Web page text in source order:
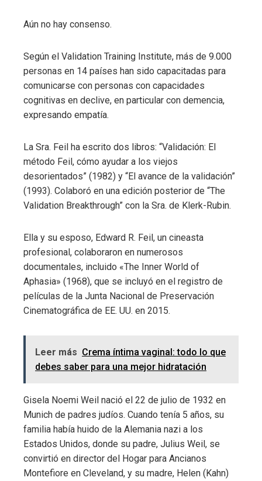
Aún no hay consenso.
Según el Validation Training Institute, más de 9.000
personas en 14 países han sido capacitadas para
comunicarse con personas con capacidades
cognitivas en declive, en particular con demencia,
expresando empatía.
La Sra. Feil ha escrito dos libros: “Validación: El
método Feil, cómo ayudar a los viejos
desorientados” (1982) y “El avance de la validación”
(1993). Colaboró ​​en una edición posterior de “The
Validation Breakthrough” con la Sra. de Klerk-Rubin.
Ella y su esposo, Edward R. Feil, un cineasta
profesional, colaboraron en numerosos
documentales, incluido «The Inner World of
Aphasia» (1968), que se incluyó en el registro de
películas de la Junta Nacional de Preservación
Cinematográfica de EE. UU. en 2015.
Leer más Crema íntima vaginal: todo lo que
debes saber para una mejor hidratación
Gisela Noemi Weil nació el 22 de julio de 1932 en
Munich de padres judíos. Cuando tenía 5 años, su
familia había huido de la Alemania nazi a los
Estados Unidos, donde su padre, Julius Weil, se
convirtió en director del Hogar para Ancianos
Montefiore en Cleveland, y su madre, Helen (Kahn)